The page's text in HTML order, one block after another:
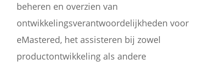
beheren en overzien van
ontwikkelingsverantwoordelijkheden voor
eMastered, het assisteren bij zowel
productontwikkeling als andere